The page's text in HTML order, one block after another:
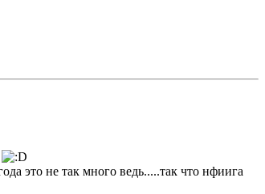
это не так много ведь.....так что нфиига